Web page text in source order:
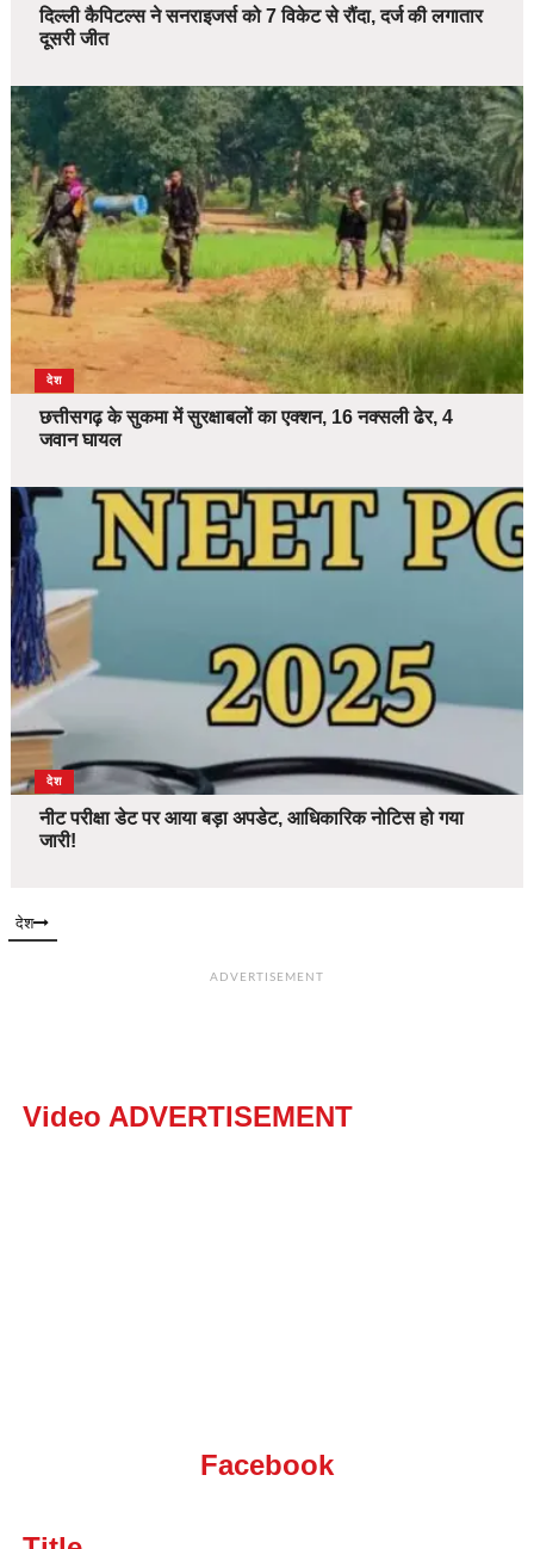
दिल्ली कैपिटल्स ने सनराइजर्स को 7 विकेट से रौंदा, दर्ज की लगातार
दूसरी जीत
देश
छत्तीसगढ़ के सुकमा में सुरक्षाबलों का एक्शन, 16 नक्सली ढेर, 4
जवान घायल
देश
नीट परीक्षा डेट पर आया बड़ा अपडेट, आधिकारिक नोटिस हो गया
जारी!
देश
ADVERTISEMENT
Video ADVERTISEMENT
Facebook